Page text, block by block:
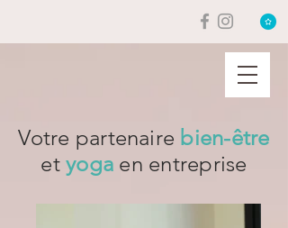
Votre partenaire bien-être
etyoga en entreprise